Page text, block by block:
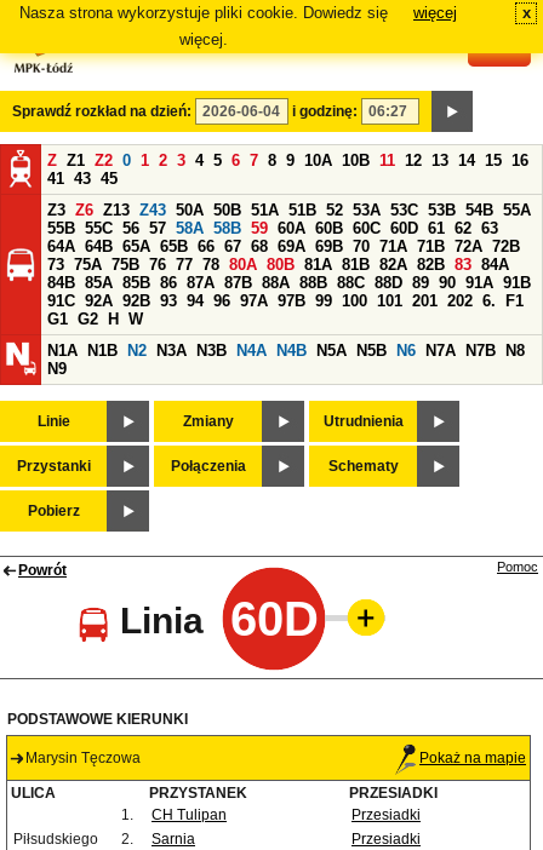
Nasza strona wykorzystuje pliki cookie. Dowiedz się
więcej.
więcej x
Sprawdź rozkład na dzień: i godzinę:
Z Z1 Z2 0 1 2 3 4 5 6 7 8 9 10A 10B 11 12 13 14 15 16
41 43 45
Z3 Z6 Z13 Z43 50A 50B 51A 51B 52 53A 53C 53B 54B 55A
55B 55C 56 57 58A 58B 59 60A 60B 60C 60D 61 62 63
64A 64B 65A 65B 66 67 68 69A 69B 70 71A 71B 72A 72B
73 75A 75B 76 77 78 80A 80B 81A 81B 82A 82B 83 84A
84B 85A 85B 86 87A 87B 88A 88B 88C 88D 89 90 91A 91B
91C 92A 92B 93 94 96 97A 97B 99 100 101 201 202 6.
F1
G1 G2 H
W
N1A
N1B N2 N3A N3B N4A N4B N5A N5B N6 N7A N7B
N8
N9
Linie Zmiany Utrudnienia
Przystanki Połączenia Schematy
Pobierz
Powrót
Linia 60D
Pomoc
PODSTAWOWE KIERUNKI
Marysin Tęczowa Pokaż na mapie
ULICA PRZYSTANEK
PRZESIADKI
1.
CH Tulipan
Przesiadki
Piłsudskiego
2. Sarnia
Przesiadki